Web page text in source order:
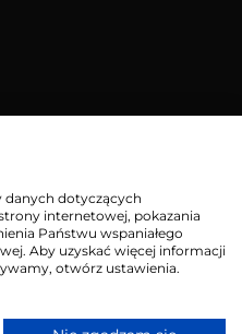
danych dotyczących
internetowej, pokazania
Państwu wspaniałego
Aby uzyskać więcej informacji
otwórz ustawienia.